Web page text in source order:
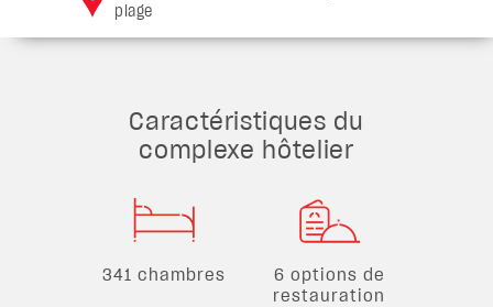
plage
Caractéristiques du
complexe hôtelier
341 chambres
6 options de
restauration